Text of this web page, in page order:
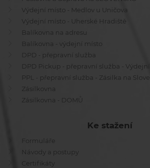
Výdejní místo - Medlov u Uničova
Výdejní místo - Uherské Hradiště
Balíkovna na adresu
Balíkovna - výdejní místo
DPD - přepravní služba
DPD Pickup - přepravní služba -
PPL - přepravní služba - Zásilka na
Zásilkovna
Zásilkovna - DOMŮ
Ke stažení
Formuláře
Návody a postupy
Certifikáty